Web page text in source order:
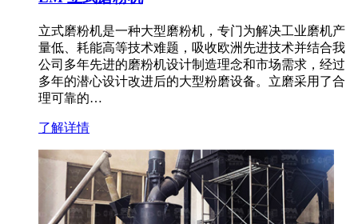
立式磨粉机是一种大型磨粉机，专门为解决工业磨机产
量低、耗能高等技术难题，吸收欧洲先进技术并结合我
公司多年先进的磨粉机设计制造理念和市场需求，经过
多年的潜心设计改进后的大型粉磨设备。立磨采用了合
理可靠的…
了解详情